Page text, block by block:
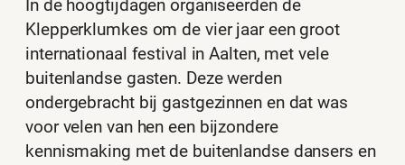
In de hoogtijdagen organiseerden de
Klepperklumkes om de vier jaar een groot
internationaal festival in Aalten, met vele
buitenlandse gasten. Deze werden
ondergebracht bij gastgezinnen en dat was
voor velen van hen een bijzondere
kennismaking met de buitenlandse dansers en